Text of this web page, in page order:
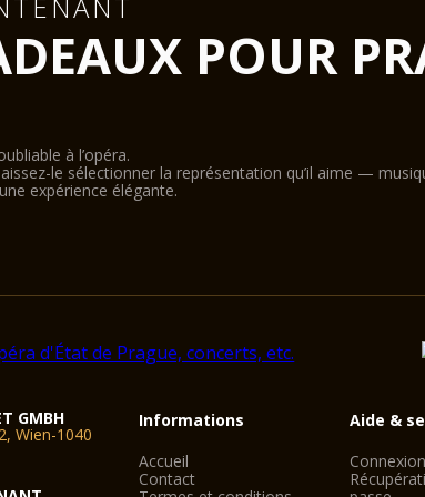
POUR
à l’opéra.
le sélectionner la représentation qu’il aime —
expérience élégante.
GMBH
Wien-1040
Informations
Accueil
Contact
Aide &